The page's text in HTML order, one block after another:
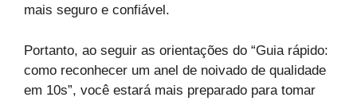
mais seguro e confiável.
Portanto, ao seguir as orientações do “Guia rápido:
como reconhecer um anel de noivado de qualidade
em 10s”, você estará mais preparado para tomar